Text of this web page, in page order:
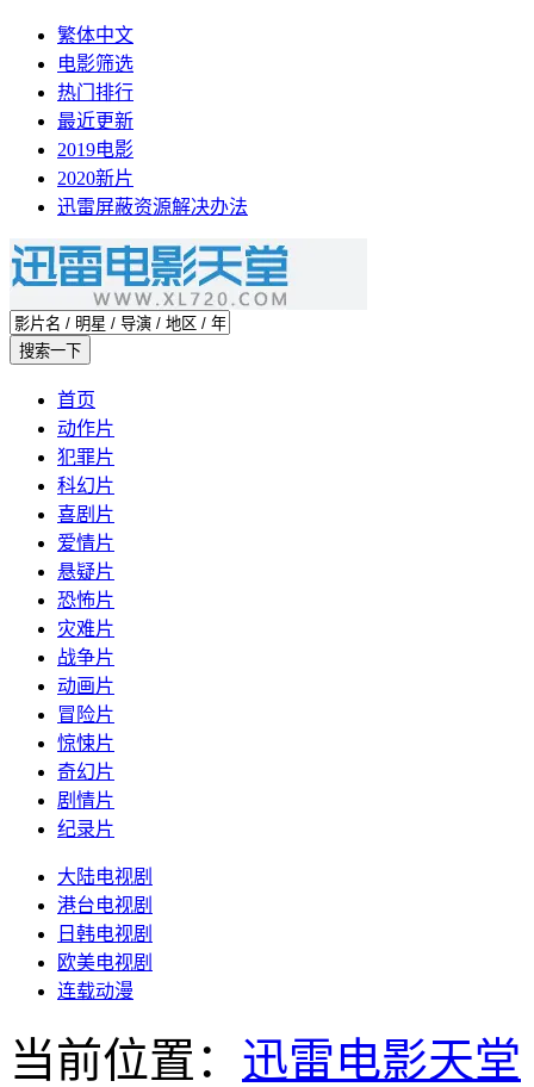
繁体中文
电影筛选
热门排行
最近更新
2019电影
2020新片
迅雷屏蔽资源解决办法
首页
动作片
犯罪片
科幻片
喜剧片
爱情片
悬疑片
恐怖片
灾难片
战争片
动画片
冒险片
惊悚片
奇幻片
剧情片
纪录片
大陆电视剧
港台电视剧
日韩电视剧
欧美电视剧
连载动漫
当前位置： 迅雷电影天堂